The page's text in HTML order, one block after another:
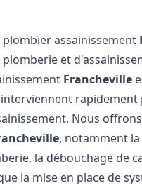
assainissement
et
Francheville
Nous
, notamment
la débouchage de
la mise en place de